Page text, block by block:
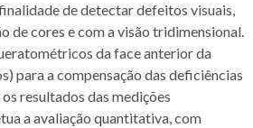
de detectar defeitos visuais,
de cores e com a visão tridimensional.
da face anterior da
para a compensação das deficiências
resultados das medições
a avaliação quantitativa, com